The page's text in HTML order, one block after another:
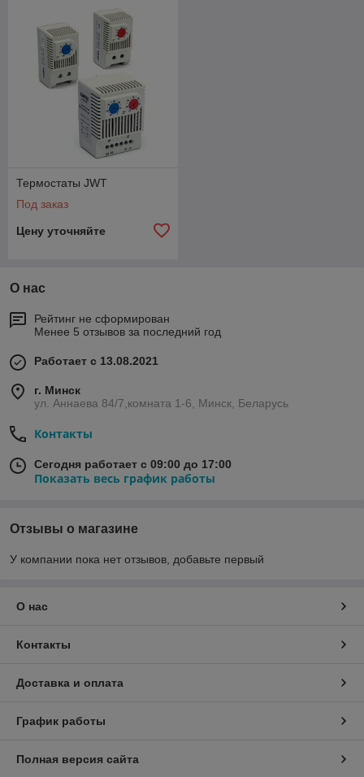
Термостаты JWT
Под заказ
Цену уточняйте
О нас
Рейтинг не сформирован
Менее 5 отзывов за последний год
Работает с 13.08.2021
г. Минск
ул. Аннаева 84/7,комната 1-6, Минск, Беларусь
Контакты
Сегодня работает с 09:00 до 17:00
Показать весь график работы
Отзывы о магазине
У компании пока нет отзывов, добавьте первый
О нас
Контакты
Доставка и оплата
График работы
Полная версия сайта